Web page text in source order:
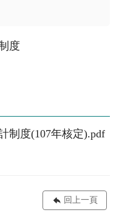
度
制度(107年核定).pdf
回上一頁